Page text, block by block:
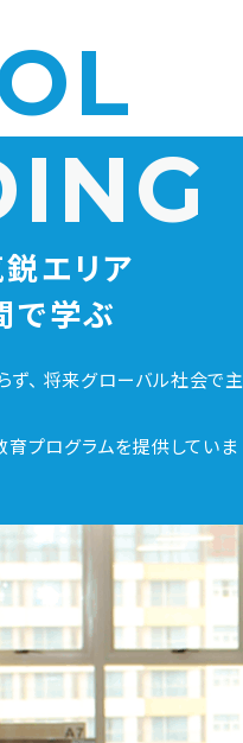
エリア
で学ぶ
、 将来グローバル社会で主
プログラムを提供していま